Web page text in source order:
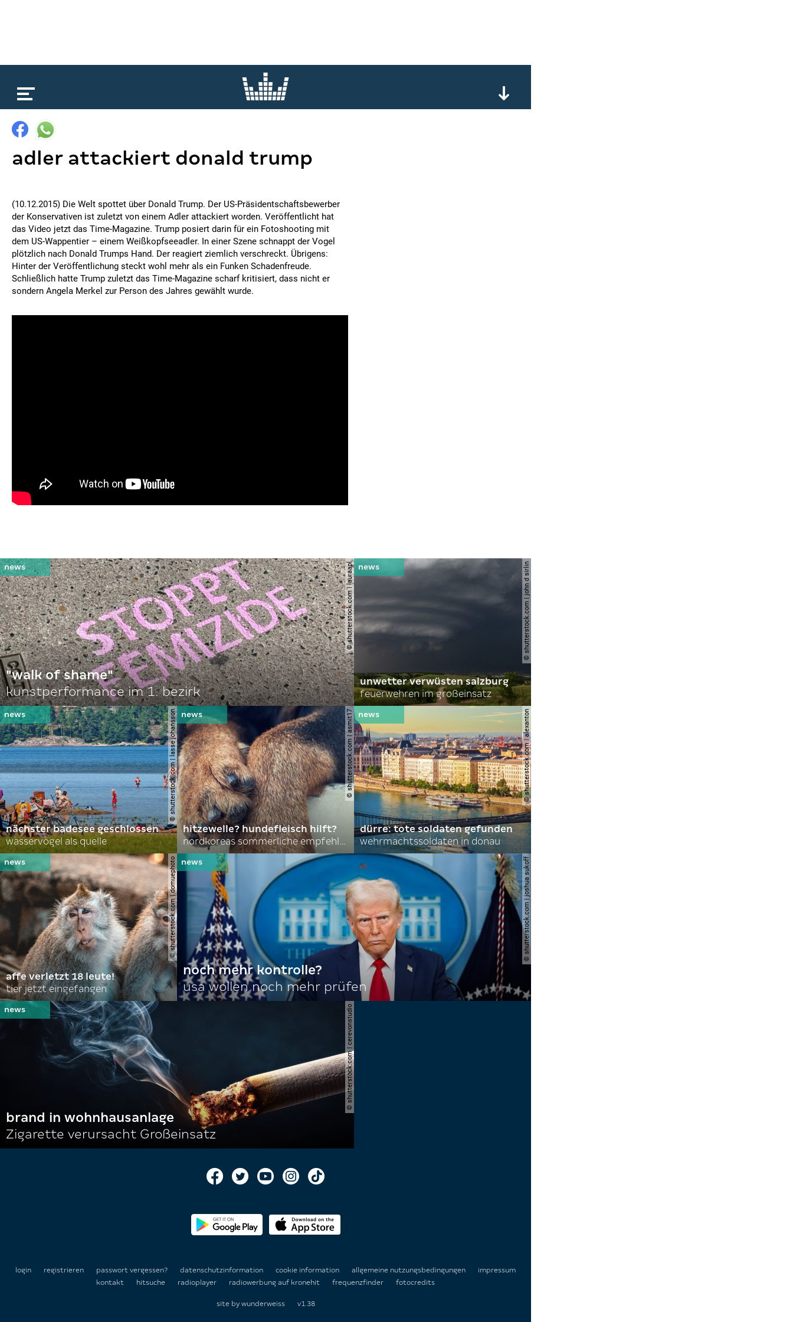
adler attackiert donald trump
(10.12.2015) Die Welt spottet über Donald Trump. Der US-Präsidentschaftsbewerber
der Konservativen ist zuletzt von einem Adler attackiert worden. Veröffentlicht hat
das Video jetzt das Time-Magazine. Trump posiert darin für ein Fotoshooting mit
dem US-Wappentier – einem Weißkopfseeadler. In einer Szene schnappt der Vogel
plötzlich nach Donald Trumps Hand. Der reagiert ziemlich verschreckt. Übrigens:
Hinter der Veröffentlichung steckt wohl mehr als ein Funken Schadenfreude.
Schließlich hatte Trump zuletzt das Time-Magazine scharf kritisiert, dass nicht er
sondern Angela Merkel zur Person des Jahres gewählt wurde.
© shutterstock.com | lauraapl
"walk of shame"
kunstperformance im 1. bezirk
© shutterstock.com | john d sirlin
unwetter verwüsten salzburg
feuerwehren im großeinsatz
© shutterstock.com | lasse johansson
nächster badesee geschlossen
wasservögel als quelle
© shutterstock.com | asmit17
hitzewelle? hundefleisch hilft?
nordkoreas sommerliche empfehlungen
© shutterstock.com | alexanton
dürre: tote soldaten gefunden
wehrmachtssoldaten in donau
© shutterstock.com | domuephoto
affe verletzt 18 leute!
tier jetzt eingefangen
© shutterstock.com | joshua sukoff
noch mehr kontrolle?
usa wollen noch mehr prüfen
© shutterstock.com | cerevonstudio
brand in wohnhausanlage
Zigarette verursacht Großeinsatz
login registrieren passwort vergessen? datenschutzinformation cookie information allgemeine nutzungsbedingungen
impressum
kontakt
hitsuche radioplayer radiowerbung auf kronehit frequenzfinder fotocredits
site by wunderweiss v1.38